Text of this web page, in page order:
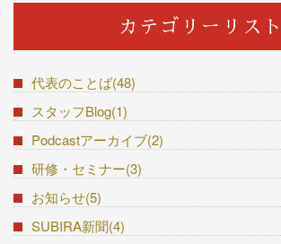
カテゴリーリスト
代表のことば(48)
スタッフBlog(1)
Podcastアーカイブ(2)
研修・セミナー(3)
お知らせ(5)
SUBIRA新聞(4)